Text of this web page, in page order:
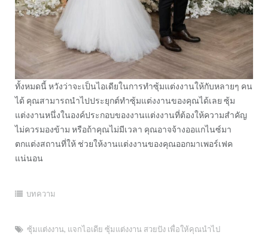
ทั้งหมดนี้ หวังว่าจะเป็นไอเดียในการทำซุ้มแต่งงานให้กับหลายๆ คน
ได้ คุณสามารถนำไปประยุกต์ทำซุ้มแต่งงานของคุณได้เลย ซุ้ม
แต่งงานหนึ่งในองค์ประกอบของงานแต่งงานที่ต้องให้ความสำคัญ
ไม่ควรมองข้าม หรือถ้าคุณไม่มีเวลา คุณอาจจ้างออแกไนซ์มา
ตกแต่งสถานที่ให้ ช่วยให้งานแต่งงานของคุณออกมาเพอร์เฟค
แน่นอน
บทความ
ซุ้มแต่งงาน, แจกไอเดีย ซุ้มแต่งงาน สวยปัง เพื่อให้คุณนำไป